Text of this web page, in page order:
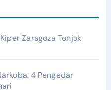
Zaragoza Tonjok
4 Pengedar